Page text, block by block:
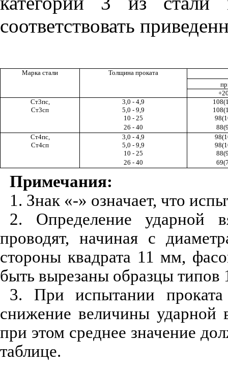
соответствовать
Марка стали
Толщина проката
Ст3пс,
3,0 - 4,9
Ст3сп
5,0 - 9,9
10 - 25
26 - 40
Ст4пс,
3,0 - 4,9
Ст4сп
5,0 - 9,9
10 - 25
26 - 40
Примечания:
1. Знак «-» означает, что
2. Определение ударной
проводят, начиная с
стороны квадрата 11 мм,
быть вырезаны образцы
3. При испытании проката
снижение величины ударной
при этом среднее значение
таблице.